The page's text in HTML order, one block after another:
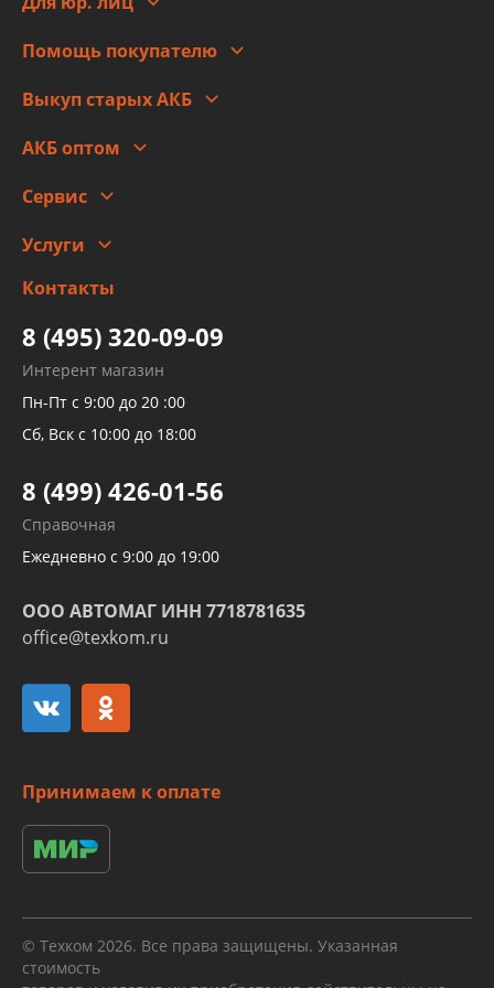
Правовая информация
Помощь покупателю
Оплата
Гарантии и возврат
Выкуп старых АКБ
АКБ оптом
Сервис
Заправка кондиционера авто
Детейлинг
Услуги
высокого давления
Тормозных трубок
Рукавов гидроусилителей
Рукавов компрессоров и турбин
Трубок кондиционеров
Развертка пайка медных стальных
алюминиевых трубок и штуцеров
Контакты
8 (495) 320-09-09
Интерент магазин
Пн-Пт с 9:00 до 20 :00
Сб, Вск с 10:00 до 18:00
8 (499) 426-01-56
Справочная
Ежедневно с 9:00 до 19:00
ООО АВТОМАГ ИНН 7718781635
office@texkom.ru
Принимаем к оплате
© Техком 2026. Все права защищены. Указанная
стоимость